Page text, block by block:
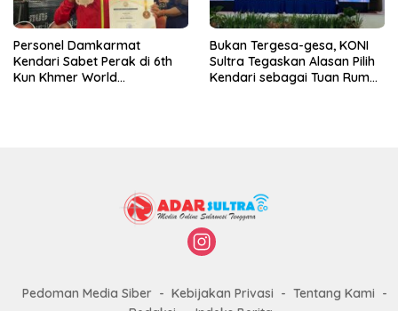
Personel Damkarmat
Kendari Sabet Perak di 6th
Kun Khmer World
Bukan Tergesa-gesa, KONI
Sultra Tegaskan Alasan Pilih
Kendari sebagai Tuan Rumah
Pedoman Media Siber Kebijakan Privasi
Tentang Kami